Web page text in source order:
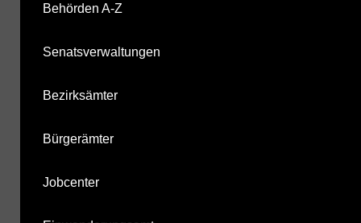
Behörden A-Z
Senatsverwaltungen
Bezirksämter
Bürgerämter
Jobcenter